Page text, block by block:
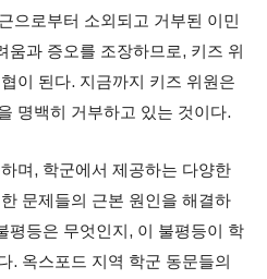
으로부터 소외되고 거부된 이민
움과 증오를 조장하므로, 키즈 위
이 된다. 지금까지 키즈 위원은
명백히 거부하고 있는 것이다.
며, 학군에서 제공하는 다양한
문제들의 근본 원인을 해결하
평등은 무엇인지, 이 불평등이 학
. 옥스포드 지역 학군 동문들의